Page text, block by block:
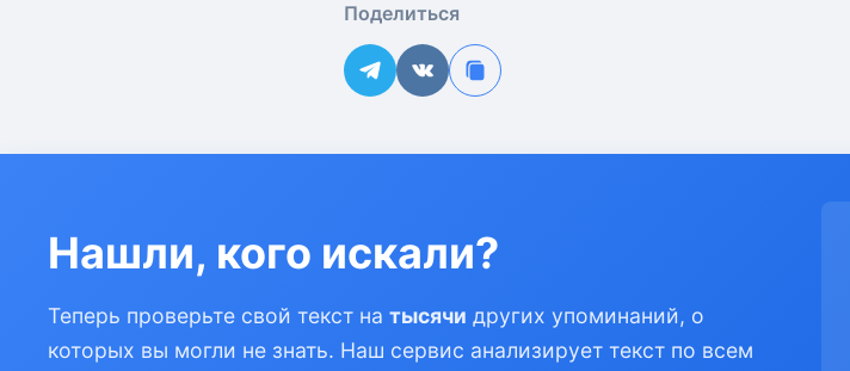
Поделиться
Нашли, кого искали?
Теперь проверьте свой текст на тысячи других упоминаний, о
которых вы могли не знать. Наш сервис анализирует текст по всем